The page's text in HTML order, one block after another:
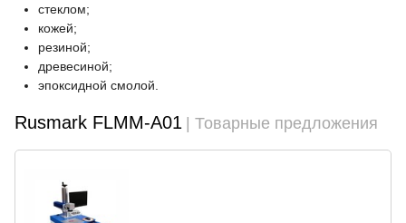
стеклом;
кожей;
резиной;
древесиной;
эпоксидной смолой.
Rusmark FLMM-A01 | Товарные предложения